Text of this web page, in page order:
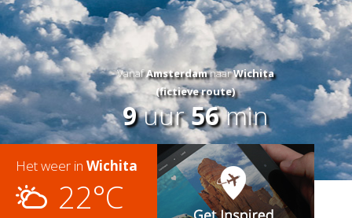
VanafAmsterdamnaarWichita
(fictieve route)
9uur56min
Het weer in Wichita
22°C